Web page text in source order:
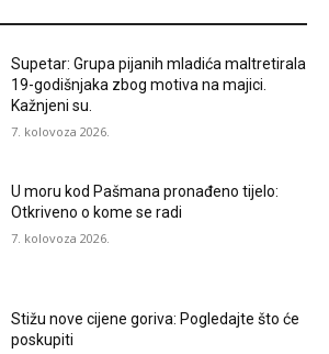
Supetar: Grupa pijanih mladića maltretirala
19-godišnjaka zbog motiva na majici.
Kažnjeni su.
7. kolovoza 2026.
U moru kod Pašmana pronađeno tijelo:
Otkriveno o kome se radi
7. kolovoza 2026.
Stižu nove cijene goriva: Pogledajte što će
poskupiti